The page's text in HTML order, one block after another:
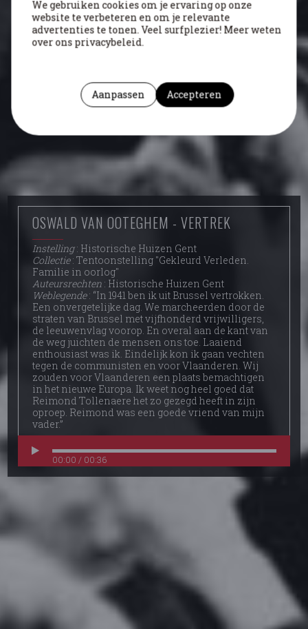
OSWALD VAN OOTEGHEM - VERTREK
Instelling: Historische Huizen Gent
Collectie: Tentoonstelling "Gekleurd Verleden.
Familie in oorlog"
Auteursrechten : Historische Huizen Gent
Weblegende: “In 1941 ben ik uit Brussel vertrokken.
Een onvergetelijke dag. We marcheerden door de
straten van Brussel met vijfhonderd vrijwilligers,
de leeuwenvlag voorop. En overal aan de kant van
de weg juichten de mensen ons toe. Laaiend
enthousiast was ik. Eindelijk kon ik gaan vechten
tegen de communisten en voor Vlaanderen. Wij
zouden voor Vlaanderen een plaats bemachtigen
in het nieuwe Europa. Ik weet nog heel goed dat
Reimond Tollenaere het zo gezegd heeft in zijn
oproep. Reimond was een goede vriend van mijn
vader.”
00:00 / 00:36
We gebruiken cookies om je ervaring op onze
website te verbeteren en om je relevante
advertenties te tonen. Veel surfplezier! Meer weten
over ons privacybeleid.
Aanpassen Accepteren